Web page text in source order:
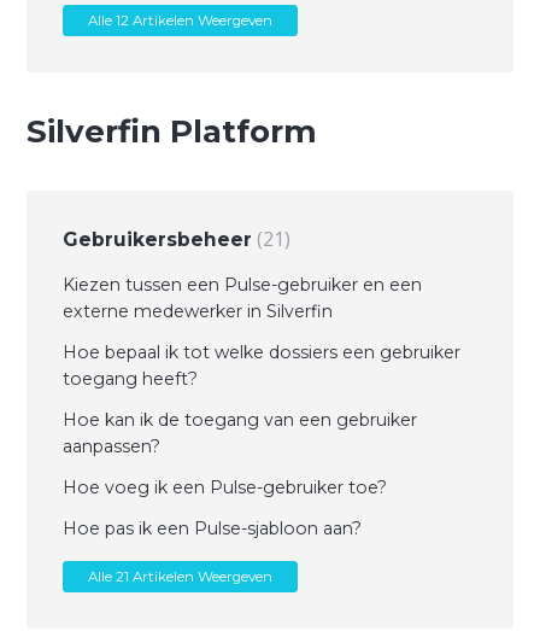
Alle 12 Artikelen Weergeven
Silverfin Platform
Gebruikersbeheer 21
Kiezen tussen een Pulse-gebruiker en een
externe medewerker in Silverfin
Hoe bepaal ik tot welke dossiers een gebruiker
toegang heeft?
Hoe kan ik de toegang van een gebruiker
aanpassen?
Hoe voeg ik een Pulse-gebruiker toe?
Hoe pas ik een Pulse-sjabloon aan?
Alle 21 Artikelen Weergeven